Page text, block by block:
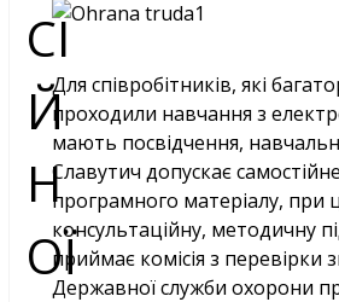
Для співробітників, які
проходили навчання з
мають посвідчення,
Славутич допускає
програмного матеріалу, при
консультаційну, методичну
приймає комісія з перевірки
Державної служби охорони